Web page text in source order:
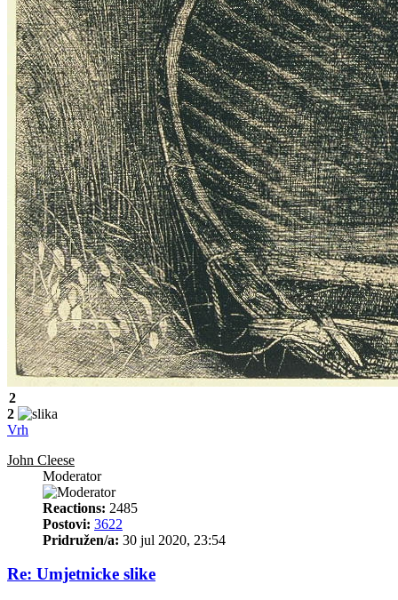
2
2
Vrh
John Cleese
Moderator
Reactions: 2485
Postovi: 3622
Pridružen/a: 30 jul 2020, 23:54
Re: Umjetnicke slike